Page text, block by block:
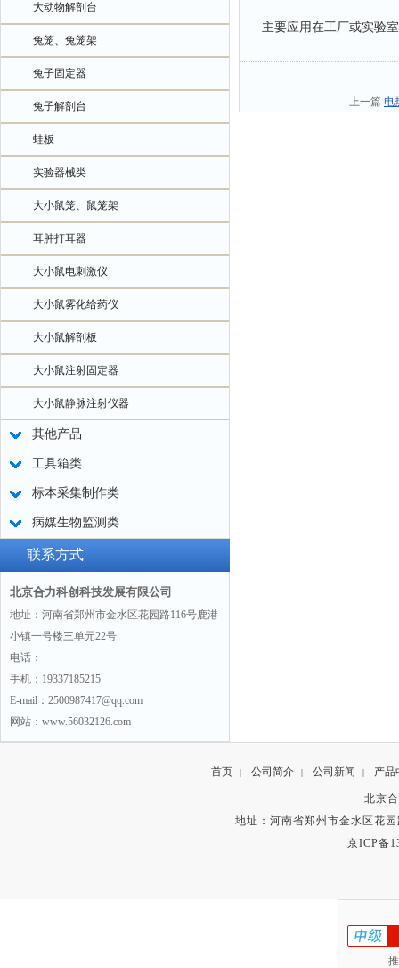
大动物解剖台
兔笼、兔笼架
兔子固定器
兔子解剖台
蛙板
实验器械类
大小鼠笼、鼠笼架
耳肿打耳器
大小鼠电刺激仪
大小鼠雾化给药仪
大小鼠解剖板
大小鼠注射固定器
大小鼠静脉注射仪器
其他产品
工具箱类
标本采集制作类
病媒生物监测类
联系方式
北京合力科创科技发展有限公司
地址：河南省郑州市金水区花园路116号鹿港
小镇一号楼三单元22号
电话：
手机：19337185215
E-mail：2500987417@qq.com
网站：www.56032126.com
主要应用在工厂或实验
上一篇 电
首页 | 公司简介 | 公司新闻 | 产品
北京
地址：河南省郑州市金水区花
京ICP备